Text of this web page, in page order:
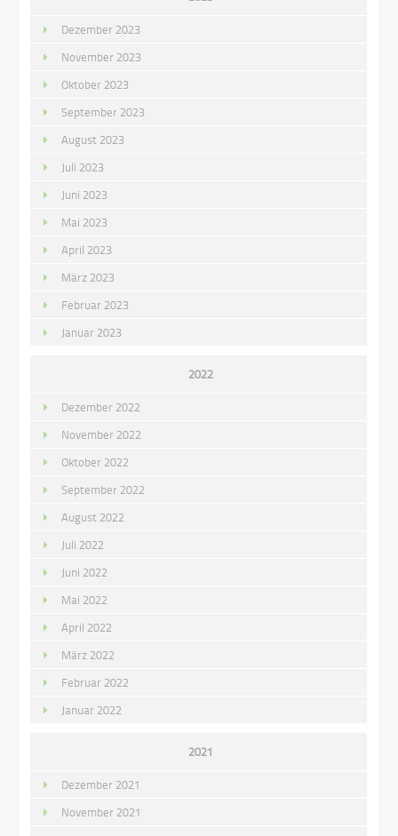
Dezember 2023
November 2023
Oktober 2023
September 2023
August 2023
Juli 2023
Juni 2023
Mai 2023
April 2023
März 2023
Februar 2023
Januar 2023
2022
Dezember 2022
November 2022
Oktober 2022
September 2022
August 2022
Juli 2022
Juni 2022
Mai 2022
April 2022
März 2022
Februar 2022
Januar 2022
2021
Dezember 2021
November 2021